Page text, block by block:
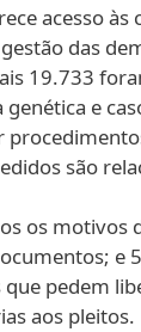
acesso
das
19.733
genética e
são
os motivos
e
que pedem
aos pleitos.